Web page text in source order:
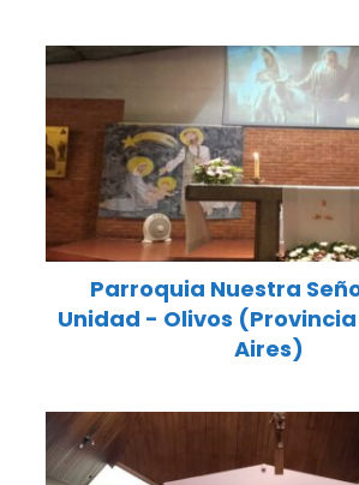
Parroquia Nuestra
Unidad - Olivos
Aires)